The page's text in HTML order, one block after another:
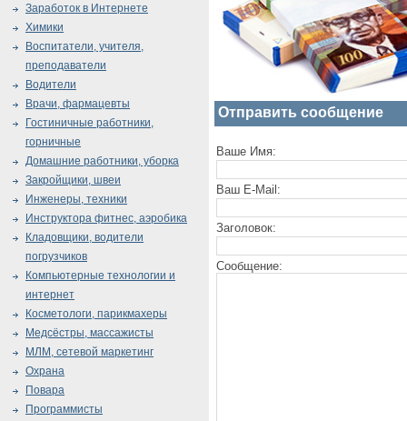
Отправить сообщение
Ваше Имя:
Ваш E-Mail:
Заголовок:
Сообщение:
Заработок в Интернете
Химики
Воспитатели, учителя,
преподаватели
Водители
Врачи, фармацевты
Гостиничные работники,
горничные
Домашние работники, уборка
Закройщики, швеи
Инженеры, техники
Инструктора фитнес, аэробика
Кладовщики, водители
погрузчиков
Компьютерные технологии и
интернет
Косметологи, парикмахеры
Медсёстры, массажисты
МЛМ, сетевой маркетинг
Охрана
Повара
Программисты